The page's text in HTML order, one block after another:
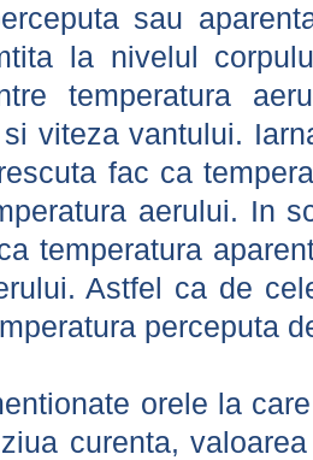
sau
la nivelul
temperatura
viteza vantului.
fac ca
aerului. In
temperatura
Astfel ca de
perceputa
orele la
curenta,